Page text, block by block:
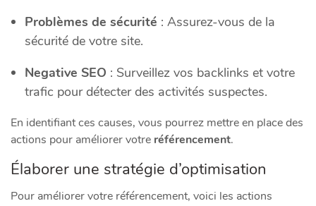
Problèmes de sécurité : Assurez-vous de la
sécurité de votre site.
Negative SEO : Surveillez vos backlinks et votre
trafic pour détecter des activités suspectes.
En identifiant ces causes, vous pourrez mettre en place des
actions pour améliorer votre référencement.
Élaborer une stratégie d’optimisation
Pour améliorer votre référencement, voici les actions